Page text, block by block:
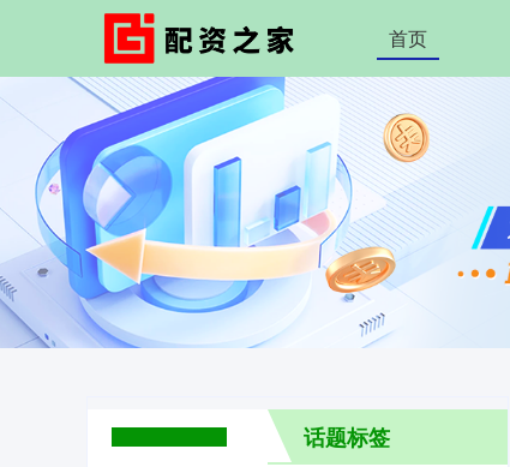
首页
话题标签